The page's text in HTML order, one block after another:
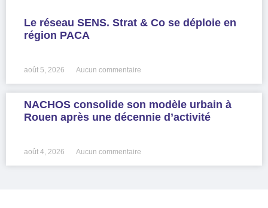
Le réseau SENS. Strat & Co se déploie en
région PACA
août 5, 2026 Aucun commentaire
NACHOS consolide son modèle urbain à
Rouen après une décennie d’activité
août 4, 2026 Aucun commentaire